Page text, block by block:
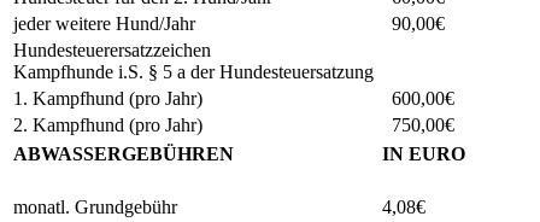
jeder weitere Hund/Jahr
90,00€
Hundesteuerersatzzeichen
Kampfhunde i.S. § 5 a der Hundesteuersatzung
1. Kampfhund (pro Jahr)
600,00€
2. Kampfhund (pro Jahr)
750,00€
ABWASSERGEBÜHREN
IN EURO
monatl. Grundgebühr
4,08€